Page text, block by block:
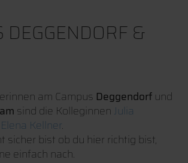
DEGGENDORF &
am Campus Deggendorf und
sind die Kolleginnen Julia
Elena Kellner.
sicher bist ob du hier richtig bist,
einfach nach.